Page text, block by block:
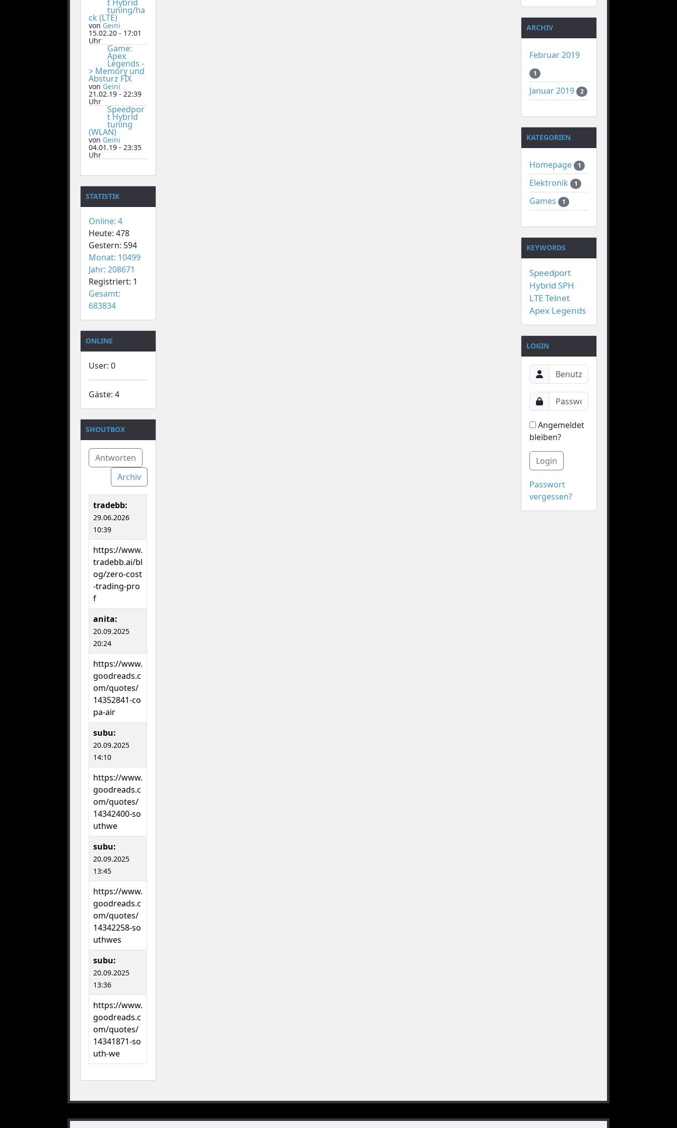
t Hybrid
tuning/ha
ck (LTE)
von Geini
15.02.20 - 17:01
Uhr
Game:
Apex
Legends -
> Memory und
Absturz FIX
von Geini
21.02.19 - 22:39
Uhr
Speedpor
t Hybrid
tuning
(WLAN)
von Geini
04.01.19 - 23:35
Uhr
STATISTIK
Online: 4
Heute: 478
Gestern: 594
Monat: 10499
Jahr: 208671
Registriert: 1
Gesamt:
683834
ONLINE
User: 0
Gäste: 4
SHOUTBOX
Antworten
Archiv
tradebb:
29.06.2026
10:39
https://www.
tradebb.ai/bl
og/zero-cost
-trading-pro
f
anita:
20.09.2025
20:24
https://www.
goodreads.c
om/quotes/
14352841-co
pa-air
subu:
20.09.2025
14:10
https://www.
goodreads.c
om/quotes/
14342400-so
uthwe
subu:
20.09.2025
13:45
https://www.
goodreads.c
om/quotes/
14342258-so
uthwes
subu:
20.09.2025
13:36
https://www.
goodreads.c
om/quotes/
14341871-so
uth-we
ARCHIV
Februar 2019
1
Januar 2019 2
KATEGORIEN
Homepage 1
Elektronik 1
Games 1
KEYWORDS
Speedport
Hybrid SPH
LTETelnet
Apex Legends
LOGIN
Angemeldet
bleiben?
Login
Passwort
vergessen?